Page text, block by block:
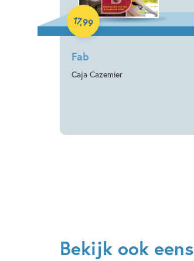
Fab
Caja Cazemier
17,99
Bekijk ook eens